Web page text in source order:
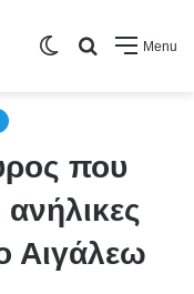
Menu
Search
Switch
που
Αιγάλεω